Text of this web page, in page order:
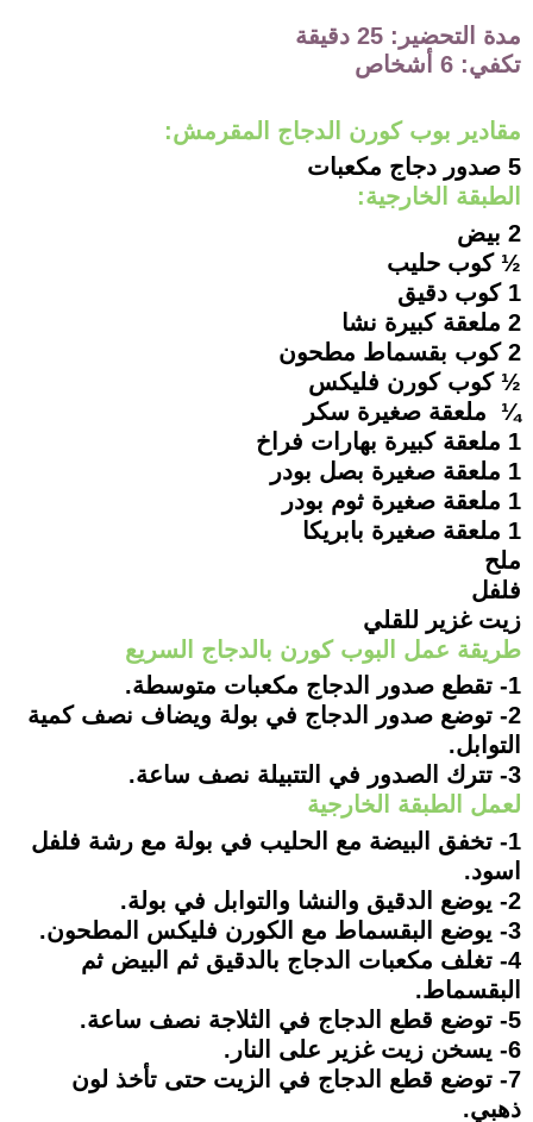
مدة التحضير: 25 دقيقة
تكفي: 6 أشخاص
مقادير بوب كورن الدجاج المقرمش:
5 صدور دجاج مكعبات
الطبقة الخارجية:
2 بيض
½ كوب حليب
1 كوب دقيق
2 ملعقة كبيرة نشا
2 كوب بقسماط مطحون
½ كوب كورن فليكس
¼ ملعقة صغيرة سكر
1 ملعقة كبيرة بهارات فراخ
1 ملعقة صغيرة بصل بودر
1 ملعقة صغيرة ثوم بودر
1 ملعقة صغيرة بابريكا
ملح
فلفل
زيت غزير للقلي
طريقة عمل البوب كورن بالدجاج السريع
1- تقطع صدور الدجاج مكعبات متوسطة.
2- توضع صدور الدجاج في بولة ويضاف نصف كمية
التوابل.
3- تترك الصدور في التتبيلة نصف ساعة.
لعمل الطبقة الخارجية
1- تخفق البيضة مع الحليب في بولة مع رشة فلفل
اسود.
2- يوضع الدقيق والنشا والتوابل في بولة.
3- يوضع البقسماط مع الكورن فليكس المطحون.
4- تغلف مكعبات الدجاج بالدقيق ثم البيض ثم
البقسماط.
5- توضع قطع الدجاج في الثلاجة نصف ساعة.
6- يسخن زيت غزير على النار.
7- توضع قطع الدجاج في الزيت حتى تأخذ لون
ذهبي.